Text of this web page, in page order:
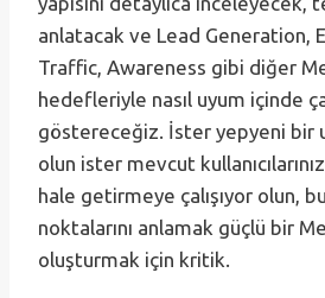
anlatacak ve Lead Generation,
Traffic, Awareness gibi diğer
hedefleriyle nasıl uyum içinde
göstereceğiz. İster yepyeni bir
olun ister mevcut
hale getirmeye çalışıyor olun,
noktalarını anlamak güçlü bir
oluşturmak için kritik.